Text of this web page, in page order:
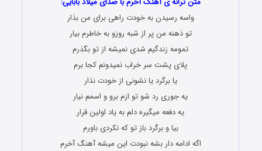
واسه رسیدن به خودت راهی برای من بذار
تو ذهنه من پر از شبه روزو به خاطرم بیار
تمومه زندگیم شدی نمیشه از تو بگذرم
پلای پشت سر خراب نمیدونم کجا برم
یا برگرد یا نشونی از خودت نذار
یه جوری رد شو تو ازم برو و اسمم نیار
یه دفعه میگیره دلم به یاد اولین قرار
بیا و برگرد باز تو که نکردی باورم
اگه ادامه دار بشه نبودت این میشه آهنگ آخرم